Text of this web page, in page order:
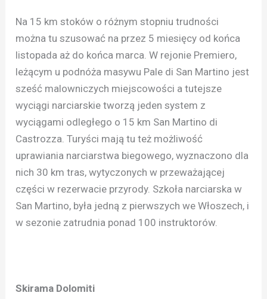
Na 15 km stoków o różnym stopniu trudności
można tu szusować na przez 5 miesięcy od końca
listopada aż do końca marca. W rejonie Premiero,
leżącym u podnóża masywu Pale di San Martino jest
sześć malowniczych miejscowości a tutejsze
wyciągi narciarskie tworzą jeden system z
wyciągami odległego o 15 km San Martino di
Castrozza. Turyści mają tu też możliwość
uprawiania narciarstwa biegowego, wyznaczono dla
nich 30 km tras, wytyczonych w przeważającej
części w rezerwacie przyrody. Szkoła narciarska w
San Martino, była jedną z pierwszych we Włoszech, i
w sezonie zatrudnia ponad 100 instruktorów.
Skirama Dolomiti